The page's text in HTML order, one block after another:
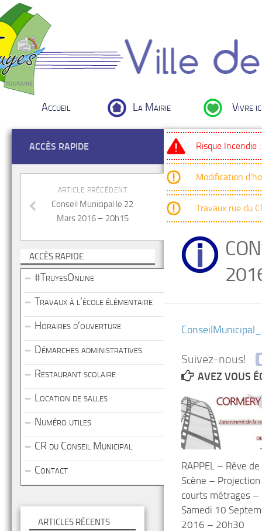
Accueil La Mairie Vivre
Risque Incendie
Modification
Travaux rue du
Suivez-nous!
AVEZ VOUS
RAPPEL – Rêve de
Scène –
courts métrages –
Samedi 10
2016 – 20h30
ACCÈS RAPIDE
ARTICLE PRÉCÉDENT
Conseil Municipal le 22
Mars 2016 – 20h15
ACCÈS RAPIDE
#TruyesOnline
Travaux à l’école élémentaire
Horaires d’ouverture
Démarches administratives
Restaurant scolaire
Location de salles
Numéro utiles
CR du Conseil Municipal
Contact
ARTICLES RÉCENTS